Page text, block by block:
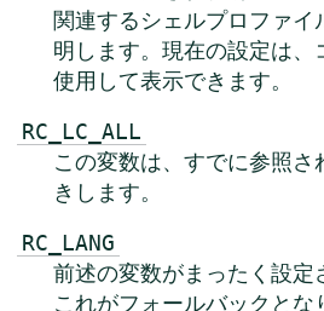
関連するシェルプロファイ
明します。現在の設定は、
使用して表示できます。
RC_LC_ALL
この変数は、すでに参照
きします。
RC_LANG
前述の変数がまったく設定
これがフォールバックとな